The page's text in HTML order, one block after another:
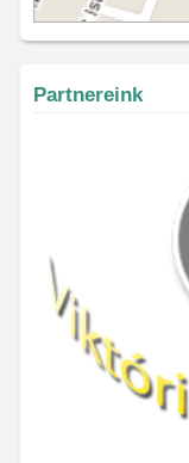
Partnereink